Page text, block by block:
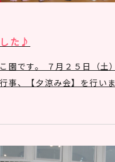
た♪
園です。 ７月２５日（土
事、【夕涼み会】を行いま